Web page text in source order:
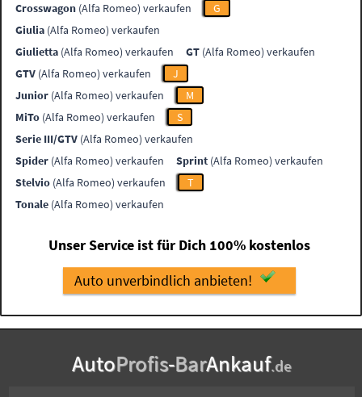
Crosswagon (Alfa Romeo) verkaufen
G
Giulia (Alfa Romeo) verkaufen
Giulietta (Alfa Romeo) verkaufen GT (Alfa Romeo) verkaufen
GTV (Alfa Romeo) verkaufen
J
Junior (Alfa Romeo) verkaufen
M
MiTo (Alfa Romeo) verkaufen
S
Serie III/GTV (Alfa Romeo) verkaufen
Spider (Alfa Romeo) verkaufen Sprint (Alfa Romeo) verkaufen
Stelvio (Alfa Romeo) verkaufen
T
Tonale (Alfa Romeo) verkaufen
Unser Service ist für Dich 100% kostenlos
Auto unverbindlich anbieten!
AutoProfis-BarAnkauf.de